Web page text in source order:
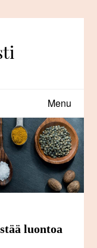
Menu
luontoa